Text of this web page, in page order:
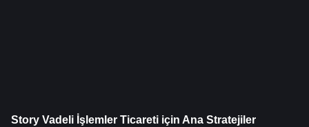
Story Vadeli İşlemler Ticareti için Ana Stratejiler